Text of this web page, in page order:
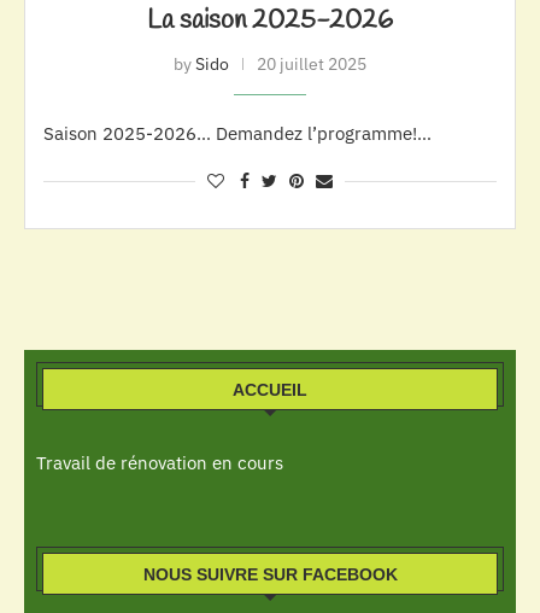
La saison 2025-2026
bySido 20 juillet 2025
Saison 2025-2026… Demandez l’programme!…
ACCUEIL
Travail de rénovation en cours
NOUS SUIVRE SUR FACEBOOK